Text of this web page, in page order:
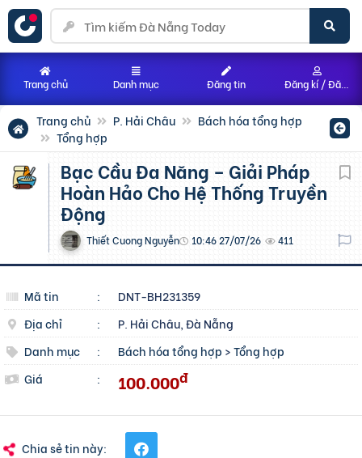
Trang chủ P. Hải Châu
Bách hóa tổng hợp
Tổng hợp
Bạc Cầu Đa Năng – Giải Pháp
Hoàn Hảo Cho Hệ Thống Truyền
Động
Thiết Cuong Nguyễn 10:46 27/07/26 411
Mã tin :
DNT-BH231359
Địa chỉ
:
P. Hải Châu, Đà Nẵng
Danh mục
: Bách hóa tổng hợp >Tổng hợp
Giá
: 100.000đ
Chia sẻ tin này:
Trang chủ Danh mục Đăng tin